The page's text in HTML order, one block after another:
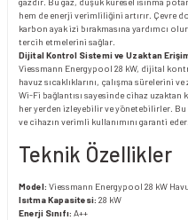
hem de enerji verimliliğini artırır. Çevre
karbon ayak izi bırakmasına yardımcı
tercih etmelerini sağlar.
Dijital Kontrol Sistemi ve Uzaktan
Viessmann Energypool 28 kW, dijital
havuz sıcaklıklarını, çalışma sürelerini
Wi-Fi bağlantısı sayesinde cihaz
her yerden izleyebilir ve yönetebilirler.
ve cihazın verimli kullanımını garanti eder.
Teknik Özellikler
Model: Viessmann Energypool 28 kW
Isıtma Kapasitesi: 28 kW
Enerji Sınıfı: A++